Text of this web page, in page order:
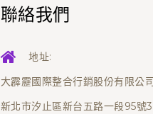
聯絡我們
地址:
大霹靂國際整合行銷股份有限公
新北市汐止區新台五路一段95號